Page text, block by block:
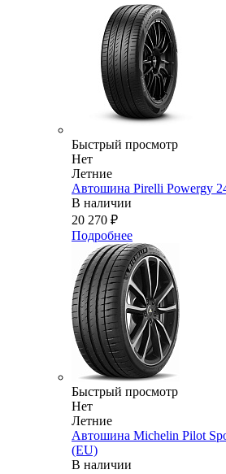
Быстрый просмотр
Нет
Летние
Автошина Pirelli Powergy
В наличии
20 270 ₽
Подробнее
Быстрый просмотр
Нет
Летние
Автошина Michelin Pilot
(EU)
В наличии